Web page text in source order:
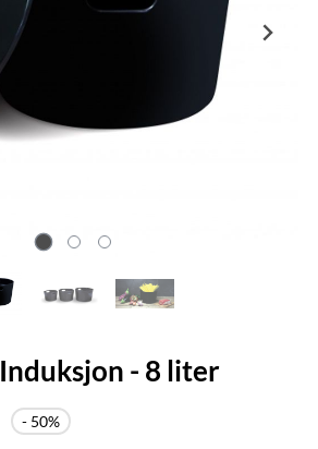
- 8 liter
- 50%